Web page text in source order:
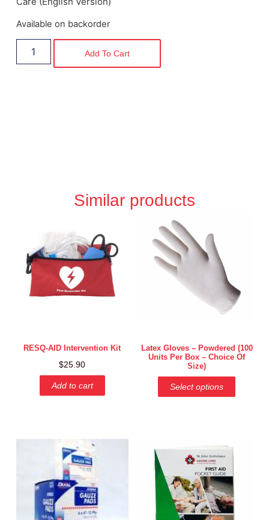
Available on backorder
Add To Cart
Similar products
RESQ-AID Intervention Kit
$25.90
Add to cart
Latex Gloves – Powdered (100
Units Per Box – Choice Of
Size)
Select options